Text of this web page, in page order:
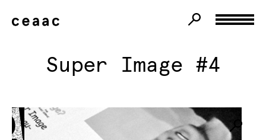
Super Image #4